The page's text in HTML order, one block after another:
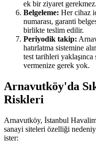
ek bir ziyaret gerekmez.
Belgeleme: Her cihaz
numarası, garanti
birlikte teslim edilir.
Periyodik takip:
hatırlatma sistemine
test tarihleri yaklaşınca
vermenize gerek yok.
Arnavutköy'da
Riskleri
Arnavutköy, İstanbul
sanayi siteleri özelliği
ister: